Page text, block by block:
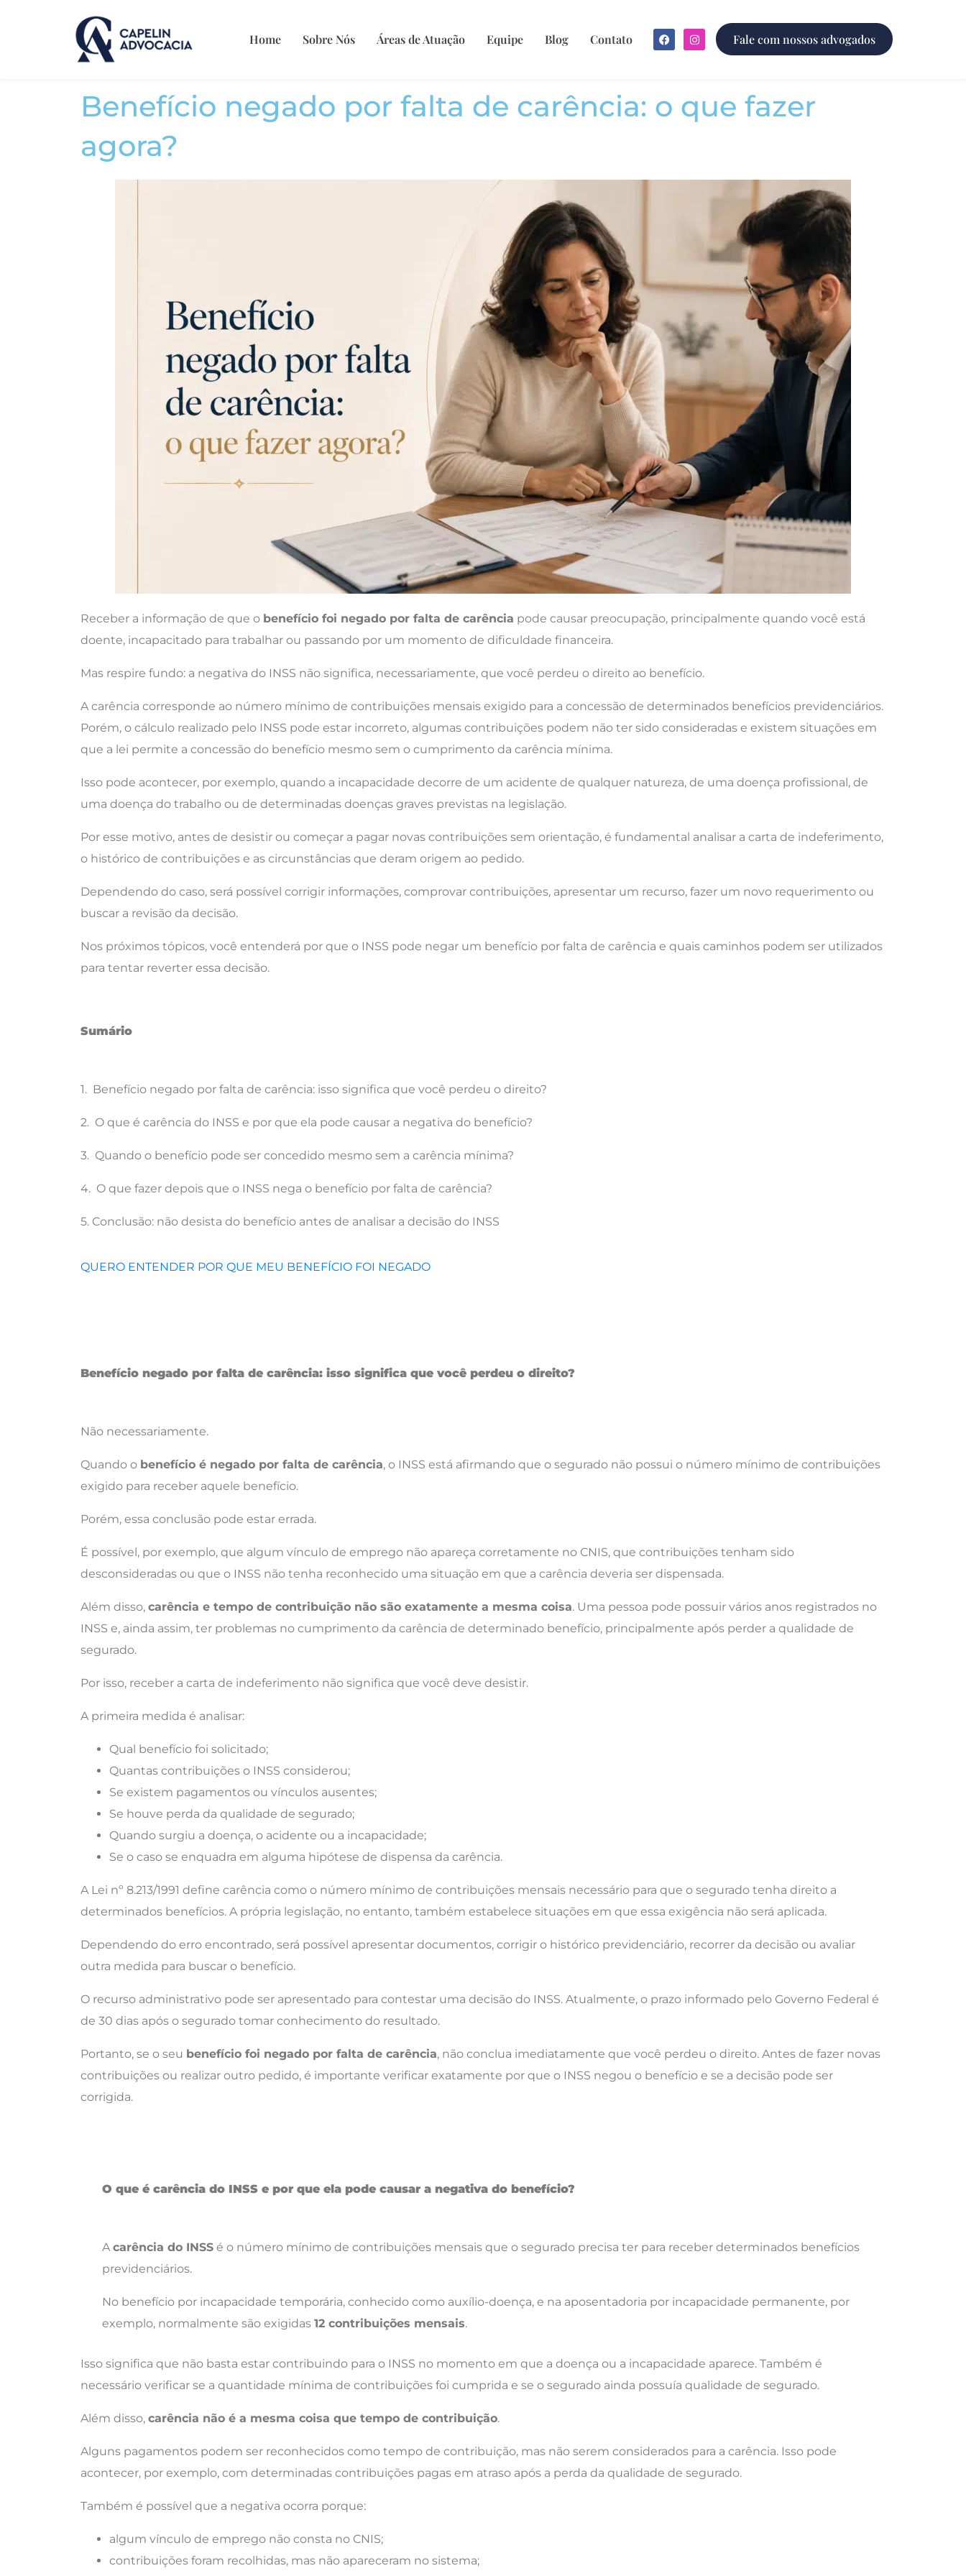
Home Sobre Nós Áreas de Atuação Equipe Blog Contato Fale com nossos advogados
Benefício negado por falta de carência: o que fazer
agora?
Receber a informação de que o benefício foi negado por falta de carência pode causar preocupação, principalmente quando você está
doente, incapacitado para trabalhar ou passando por um momento de dificuldade financeira.
Mas respire fundo: a negativa do INSS não significa, necessariamente, que você perdeu o direito ao benefício.
A carência corresponde ao número mínimo de contribuições mensais exigido para a concessão de determinados benefícios previdenciários.
Porém, o cálculo realizado pelo INSS pode estar incorreto, algumas contribuições podem não ter sido consideradas e existem situações em
que a lei permite a concessão do benefício mesmo sem o cumprimento da carência mínima.
Isso pode acontecer, por exemplo, quando a incapacidade decorre de um acidente de qualquer natureza, de uma doença profissional, de
uma doença do trabalho ou de determinadas doenças graves previstas na legislação.
Por esse motivo, antes de desistir ou começar a pagar novas contribuições sem orientação, é fundamental analisar a carta de indeferimento,
o histórico de contribuições e as circunstâncias que deram origem ao pedido.
Dependendo do caso, será possível corrigir informações, comprovar contribuições, apresentar um recurso, fazer um novo requerimento ou
buscar a revisão da decisão.
Nos próximos tópicos, você entenderá por que o INSS pode negar um benefício por falta de carência e quais caminhos podem ser utilizados
para tentar reverter essa decisão.
Sumário
1. Benefício negado por falta de carência: isso significa que você perdeu o direito?
2. O que é carência do INSS e por que ela pode causar a negativa do benefício?
3. Quando o benefício pode ser concedido mesmo sem a carência mínima?
4. O que fazer depois que o INSS nega o benefício por falta de carência?
5. Conclusão: não desista do benefício antes de analisar a decisão do INSS
QUERO ENTENDER POR QUE MEU BENEFÍCIO FOI NEGADO
Benefício negado por falta de carência: isso significa que você perdeu o direito?
Não necessariamente.
Quando o benefício é negado por falta de carência, o INSS está afirmando que o segurado não possui o número mínimo de contribuições
exigido para receber aquele benefício.
Porém, essa conclusão pode estar errada.
É possível, por exemplo, que algum vínculo de emprego não apareça corretamente no CNIS, que contribuições tenham sido
desconsideradas ou que o INSS não tenha reconhecido uma situação em que a carência deveria ser dispensada.
Além disso, carência e tempo de contribuição não são exatamente a mesma coisa. Uma pessoa pode possuir vários anos registrados no
INSS e, ainda assim, ter problemas no cumprimento da carência de determinado benefício, principalmente após perder a qualidade de
segurado.
Por isso, receber a carta de indeferimento não significa que você deve desistir.
A primeira medida é analisar:
Qual benefício foi solicitado;
Quantas contribuições o INSS considerou;
Se existem pagamentos ou vínculos ausentes;
Se houve perda da qualidade de segurado;
Quando surgiu a doença, o acidente ou a incapacidade;
Se o caso se enquadra em alguma hipótese de dispensa da carência.
A Lei nº 8.213/1991 define carência como o número mínimo de contribuições mensais necessário para que o segurado tenha direito a
determinados benefícios. A própria legislação, no entanto, também estabelece situações em que essa exigência não será aplicada.
Dependendo do erro encontrado, será possível apresentar documentos, corrigir o histórico previdenciário, recorrer da decisão ou avaliar
outra medida para buscar o benefício.
O recurso administrativo pode ser apresentado para contestar uma decisão do INSS. Atualmente, o prazo informado pelo Governo Federal é
de 30 dias após o segurado tomar conhecimento do resultado.
Portanto, se o seu benefício foi negado por falta de carência, não conclua imediatamente que você perdeu o direito. Antes de fazer novas
contribuições ou realizar outro pedido, é importante verificar exatamente por que o INSS negou o benefício e se a decisão pode ser
corrigida.
O que é carência do INSS e por que ela pode causar a negativa do benefício?
Acarência do INSS é o número mínimo de contribuições mensais que o segurado precisa ter para receber determinados benefícios
previdenciários.
No benefício por incapacidade temporária, conhecido como auxílio-doença, e na aposentadoria por incapacidade permanente, por
exemplo, normalmente são exigidas 12 contribuições mensais.
Isso significa que não basta estar contribuindo para o INSS no momento em que a doença ou a incapacidade aparece. Também é
necessário verificar se a quantidade mínima de contribuições foi cumprida e se o segurado ainda possuía qualidade de segurado.
Além disso, carência não é a mesma coisa que tempo de contribuição.
Alguns pagamentos podem ser reconhecidos como tempo de contribuição, mas não serem considerados para a carência. Isso pode
acontecer, por exemplo, com determinadas contribuições pagas em atraso após a perda da qualidade de segurado.
Também é possível que a negativa ocorra porque:
algum vínculo de emprego não consta no CNIS;
contribuições foram recolhidas, mas não apareceram no sistema;